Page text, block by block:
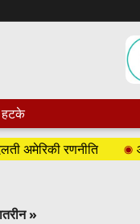
हटके
रणनीति आज
»